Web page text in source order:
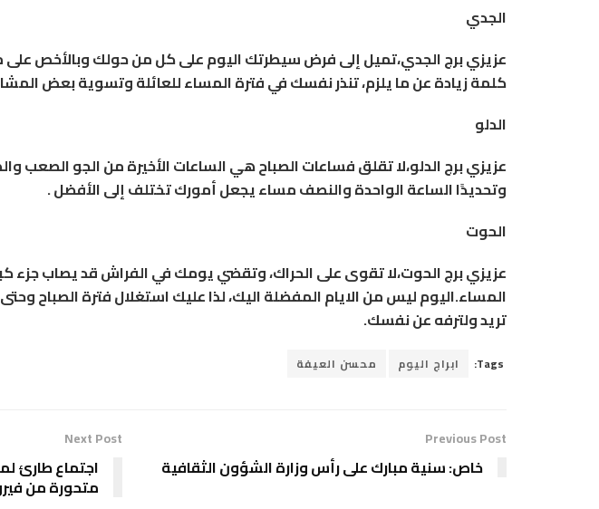
الجدي
عزيزي برج الجدي،تميل إلى فرض سيطرتك اليوم على كل من حولك وبالأخص على
كلمة زيادة عن ما يلزم، تنذر نفسك في فترة المساء للعائلة وتسوية بعض
الدلو
عزيزي برج الدلو،لا تقلق فساعات الصباح هي الساعات الأخيرة من الجو الصعب
وتحديدًا الساعة الواحدة والنصف مساء يجعل أمورك تختلف إلى الأفضل .
الحوت
عزيزي برج الحوت،لا تقوى على الحراك، وتقضي يومك في الفراش قد يصاب جزء
المساء.اليوم ليس من الايام المفضلة اليك، لذا عليك استغلال فترة الصباح
تريد ولترفه عن نفسك.
Tags: ابراج اليوم محسن العيفة
Previous Post
خاص: سنية مبارك على رأس وزارة الشؤون الثقافية
Next Post
اجتماع طارئ
متحورة من